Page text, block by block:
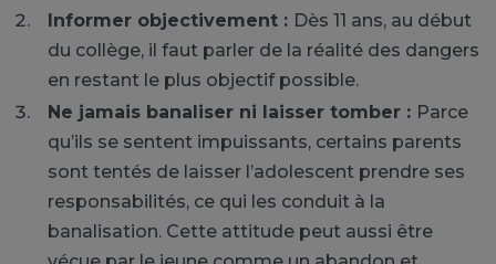
Informer objectivement : Dès 11 ans, au début
du collège, il faut parler de la réalité des dangers
en restant le plus objectif possible.
Ne jamais banaliser ni laisser tomber : Parce
qu’ils se sentent impuissants, certains parents
sont tentés de laisser l’adolescent prendre ses
responsabilités, ce qui les conduit à la
banalisation. Cette attitude peut aussi être